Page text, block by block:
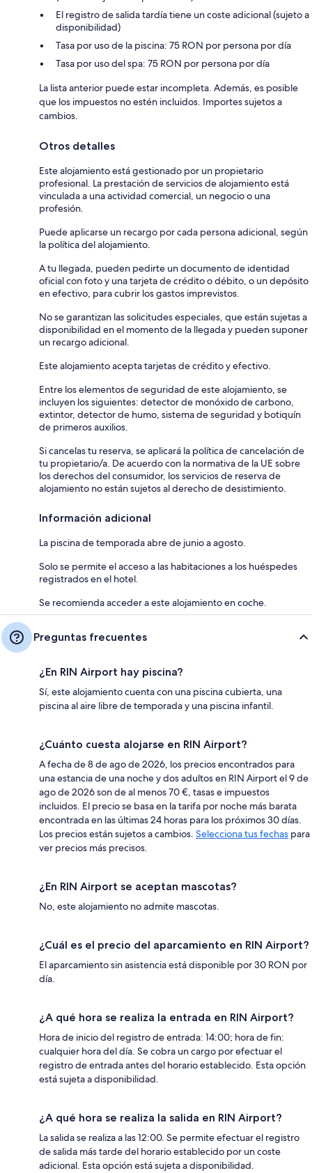
El registro de salida tardía tiene un coste adicional (sujeto a
disponibilidad)
Tasa por uso de la piscina: 75 RON por persona por día
Tasa por uso del spa: 75 RON por persona por día
La lista anterior puede estar incompleta. Además, es posible
que los impuestos no estén incluidos. Importes sujetos a
cambios.
Otros detalles
Este alojamiento está gestionado por un propietario
profesional. La prestación de servicios de alojamiento está
vinculada a una actividad comercial, un negocio o una
profesión.
Puede aplicarse un recargo por cada persona adicional, según
la política del alojamiento.
A tu llegada, pueden pedirte un documento de identidad
oficial con foto y una tarjeta de crédito o débito, o un depósito
en efectivo, para cubrir los gastos imprevistos.
No se garantizan las solicitudes especiales, que están sujetas a
disponibilidad en el momento de la llegada y pueden suponer
un recargo adicional.
Este alojamiento acepta tarjetas de crédito y efectivo.
Entre los elementos de seguridad de este alojamiento, se
incluyen los siguientes: detector de monóxido de carbono,
extintor, detector de humo, sistema de seguridad y botiquín
de primeros auxilios.
Si cancelas tu reserva, se aplicará la política de cancelación de
tu propietario/a. De acuerdo con la normativa de la UE sobre
los derechos del consumidor, los servicios de reserva de
alojamiento no están sujetos al derecho de desistimiento.
Información adicional
La piscina de temporada abre de junio a agosto.
Solo se permite el acceso a las habitaciones a los huéspedes
registrados en el hotel.
Se recomienda acceder a este alojamiento en coche.
Preguntas frecuentes
¿En RIN Airport hay piscina?
Sí, este alojamiento cuenta con una piscina cubierta, una
piscina al aire libre de temporada y una piscina infantil.
¿Cuánto cuesta alojarse en RIN Airport?
A fecha de 8 de ago de 2026, los precios encontrados para
una estancia de una noche y dos adultos en RIN Airport el 9 de
ago de 2026 son de al menos 70 €, tasas e impuestos
incluidos. El precio se basa en la tarifa por noche más barata
encontrada en las últimas 24 horas para los próximos 30 días.
Los precios están sujetos a cambios. Selecciona tus fechas para
ver precios más precisos.
¿En RIN Airport se aceptan mascotas?
No, este alojamiento no admite mascotas.
¿Cuál es el precio del aparcamiento en RIN Airport?
El aparcamiento sin asistencia está disponible por 30 RON por
día.
¿A qué hora se realiza la entrada en RIN Airport?
Hora de inicio del registro de entrada: 14:00; hora de fin:
cualquier hora del día. Se cobra un cargo por efectuar el
registro de entrada antes del horario establecido. Esta opción
está sujeta a disponibilidad.
¿A qué hora se realiza la salida en RIN Airport?
La salida se realiza a las 12:00. Se permite efectuar el registro
de salida más tarde del horario establecido por un coste
adicional. Esta opción está sujeta a disponibilidad.